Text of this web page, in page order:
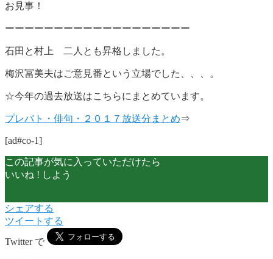
お見事！
ーーーーーーーーーーーーーーーーーーー
石田と村上 二人とも昇格しました。
梅沢冨美夫はご意見番という立場でした、、、。
☆今年の過去放送はこちらにまとめています。
プレバト・俳句・２０１７放送分まとめ⇒
[ad#co-1]
この記事が気に入っていただけたら
いいね ! しよう
シェアする
ツイートする
Twitter で